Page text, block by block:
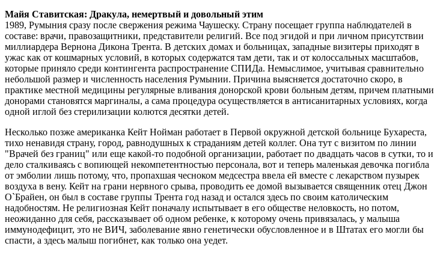
Майя Ставитская: Дракула, немертвый и довольный этим
1989, Румыния сразу после свержения режима Чаушеску. Страну посещает группа наблюдателей в
составе: врачи, правозащитники, представители религий. Все под эгидой и при личном присутствии
миллиардера Вернона Дикона Трента. В детских домах и больницах, западные визитеры приходят в
ужас как от кошмарных условий, в которых содержатся там дети, так и от колоссальных масштабов,
которые приняло среди контингента распространение СПИДа. Немыслимое, учитывая сравнительно
небольшой размер и численность населения Румынии. Причина выясняется достаточно скоро, в
практике местной медицины регулярные вливания донорской крови больным детям, причем платными
донорами становятся маргиналы, а сама процедура осуществляется в антисанитарных условиях, когда
одной иглой без стерилизации колются десятки детей.
Несколько позже американка Кейт Нойман работает в Первой окружной детской больнице Бухареста,
тихо ненавидя страну, город, равнодушных к страданиям детей коллег. Она тут с визитом по линии
"Врачей без границ" или еще какой-то подобной организации, работает по двадцать часов в сутки, то и
дело сталкиваясь с вопиющей некомпетентностью персонала, вот и теперь маленькая девочка погибла
от эмболии лишь потому, что, пропахшая чесноком медсестра ввела ей вместе с лекарством пузырек
воздуха в вену. Кейт на грани нервного срыва, проводить ее домой вызывается священник отец Джон
О`Брайен, он был в составе группы Трента год назад и остался здесь по своим католическим
надобностям. Не религиозная Кейт поначалу испытывает в его обществе неловкость, но потом,
неожиданно для себя, рассказывает об одном ребенке, к которому очень привязалась, у малыша
иммунодефицит, это не ВИЧ, заболевание явно генетически обусловленное и в Штатах его могли бы
спасти, а здесь малыш погибнет, как только она уедет.